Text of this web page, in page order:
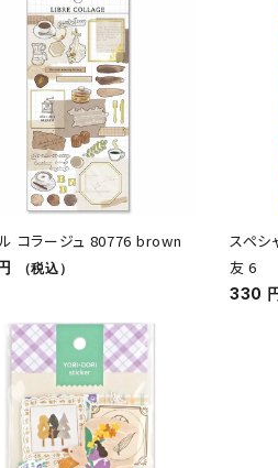
ル コラージュ 80776 brown
（税込）
スペシ
友 6
330